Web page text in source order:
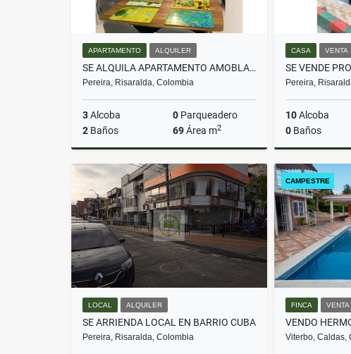
APARTAMENTO ALQUILER
SE ALQUILA APARTAMENTO AMOBLADO EN CONJUNTO CERRITOS
Pereira, Risaralda, Colombia
3Alcoba 0 Parqueadero
2 Baños 69Área m2
Alquiler
$4.200.000
CASA VENTA
Pereira,
10Alcoba
0 Baños
LOCAL ALQUILER
SE ARRIENDA LOCAL EN BARRIO CUBA
Pereira, Risaralda, Colombia
CAMPESTRE
FINCA VENTA
Viterbo, Caldas,